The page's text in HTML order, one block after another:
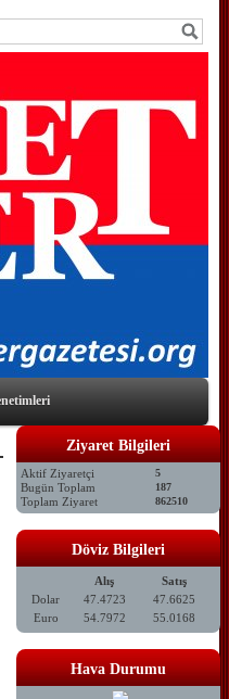
Ziyaret Bilgileri
Aktif Ziyaretçi 5
Bugün Toplam 187
Toplam Ziyaret 862510
Döviz Bilgileri
Alış
Satış
Dolar
47.4723
47.6625
Euro
54.7972 55.0168
Hava Durumu